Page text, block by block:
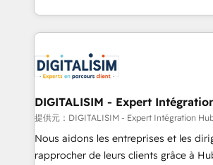
TCO. As a trusted extension of your team, we
business up for long-term success.
business. If not now, when?
ecosystem for a reason. Their team
decade of experience to the table,
for driving growth. They are
our customers grow and finding
their unique business needs. We are
Blue Frog in the HubSpot ecosystem
way for customers!" - Yamini Rangan, CEO of
HubSpot “Our experience with the team at Blue Frog
DIGITALISIM - Expert
提供元：DIGITALISIM - Expert Intégration
Nous aidons les entreprises et les
rapprocher de leurs clients grâce à